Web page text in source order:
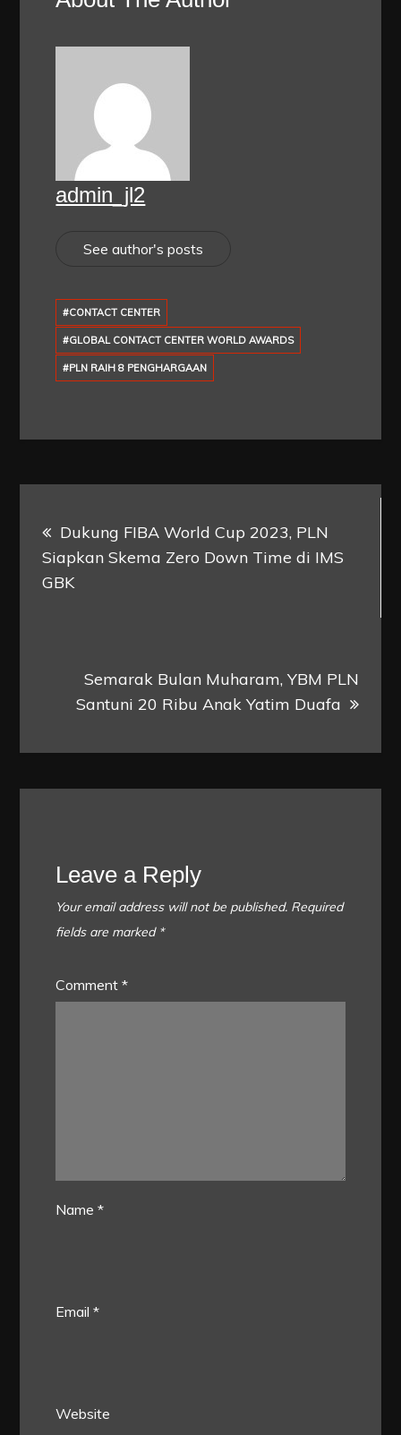
admin_jl2
See author's posts
#CONTACT CENTER
#GLOBAL CONTACT CENTER WORLD AWARDS
#PLN RAIH 8 PENGHARGAAN
navigation
Dukung FIBA World Cup 2023, PLN
Siapkan Skema Zero Down Time di IMS
GBK
Semarak Bulan Muharam, YBM PLN
Santuni 20 Ribu Anak Yatim Duafa
Leave a Reply
Your email address will not be published. Required
fields are marked *
Comment*
Name*
Email*
Website